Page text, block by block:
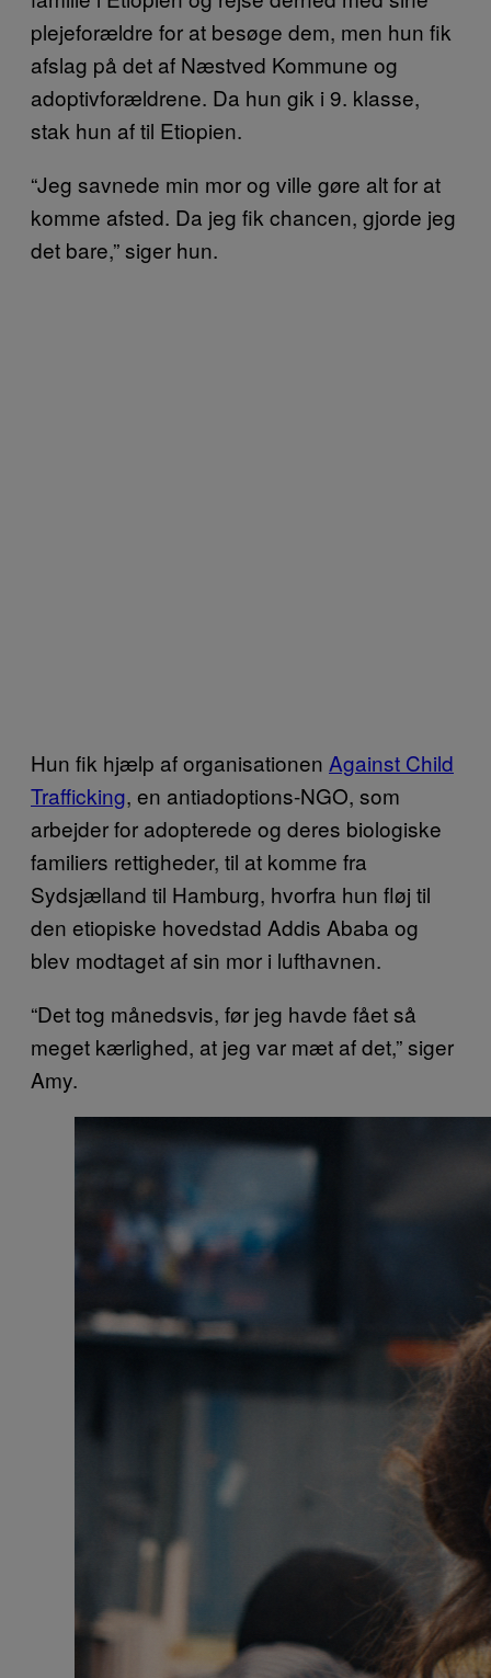
plejeforældre for at besøge dem, men hun fik
afslag på det af Næstved Kommune og
adoptivforældrene. Da hun gik i 9. klasse,
stak hun af til Etiopien.
“Jeg savnede min mor og ville gøre alt for at
komme afsted. Da jeg fik chancen, gjorde jeg
det bare,” siger hun.
Hun fik hjælp af organisationen Against Child
Trafficking, en antiadoptions-NGO, som
arbejder for adopterede og deres biologiske
familiers rettigheder, til at komme fra
Sydsjælland til Hamburg, hvorfra hun fløj til
den etiopiske hovedstad Addis Ababa og
blev modtaget af sin mor i lufthavnen.
“Det tog månedsvis, før jeg havde fået så
meget kærlighed, at jeg var mæt af det,” siger
Amy.